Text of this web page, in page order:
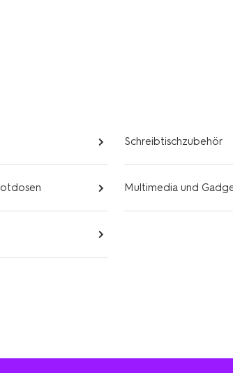
Schreibtischzubehör
Multimedia und